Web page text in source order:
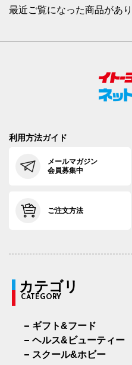
最近ご覧になった商品があり
利用方法ガイド
メールマガジン
会員募集中
ご注文方法
カテゴリ
CATEGORY
ギフト&フード
ヘルス&ビューティー
スクール&ホビー